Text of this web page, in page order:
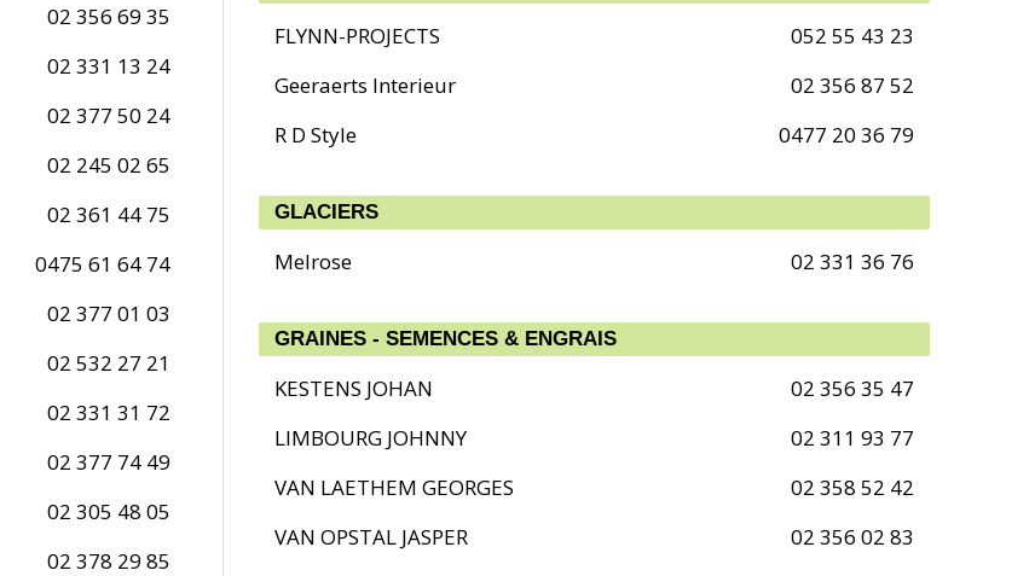
02 356 69 35
02 331 13 24
02 377 50 24
02 245 02 65
02 361 44 75
0475 61 64 74
02 377 01 03
02 532 27 21
02 331 31 72
02 377 74 49
02 305 48 05
02 378 29 85
FLYNN-PROJECTS
052 55 43 23
Geeraerts Interieur
02 356 87 52
R D Style
0477 20 36 79
GLACIERS
Melrose 02 331 36 76
GRAINES - SEMENCES & ENGRAIS
KESTENS JOHAN
02 356 35 47
LIMBOURG JOHNNY
02 311 93 77
VAN LAETHEM GEORGES
02 358 52 42
VAN OPSTAL JASPER
02 356 02 83